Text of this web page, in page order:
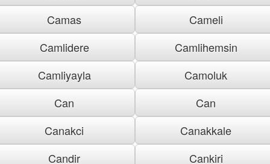
Camas
Cameli
Camlidere
Camlihemsin
Camliyayla
Camoluk
Can
Can
Canakci
Canakkale
Candir
Cankiri